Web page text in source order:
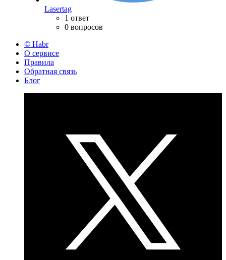
Lasertag
1 ответ
0 вопросов
© Habr
О сервисе
Правила
Обратная связь
Блог